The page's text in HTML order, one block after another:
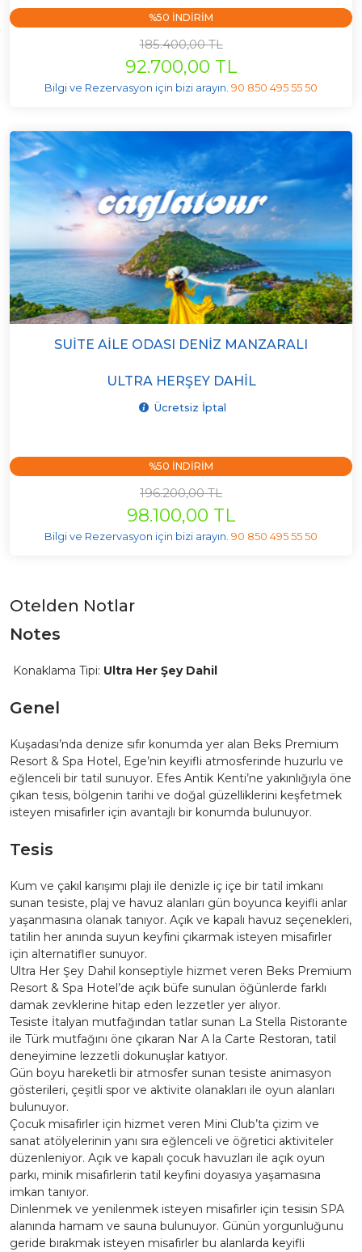
%50 INDIRIM
185.400,00 TL
92.700,00 TL
Bilgi ve Rezervasyon için bizi arayın. 90 850 495 55 50
SUITE AILE ODASI DENIZ MANZARALI
ULTRA HERŞEY DAHIL
Ücretsiz İptal
%50 INDIRIM
196.200,00 TL
98.100,00 TL
Bilgi ve Rezervasyon için bizi arayın. 90 850 495 55 50
Otelden Notlar
Notes
Konaklama Tipi: Ultra Her Şey Dahil
Genel
Kuşadası’nda denize sıfır konumda yer alan Beks Premium
Resort & Spa Hotel, Ege’nin keyifli atmosferinde huzurlu ve
eğlenceli bir tatil sunuyor. Efes Antik Kenti’ne yakınlığıyla öne
çıkan tesis, bölgenin tarihi ve doğal güzelliklerini keşfetmek
isteyen misafirler için avantajlı bir konumda bulunuyor.
Tesis
Kum ve çakıl karışımı plajı ile denizle iç içe bir tatil imkanı
sunan tesiste, plaj ve havuz alanları gün boyunca keyifli anlar
yaşanmasına olanak tanıyor. Açık ve kapalı havuz seçenekleri,
tatilin her anında suyun keyfini çıkarmak isteyen misafirler
için alternatifler sunuyor.
Ultra Her Şey Dahil konseptiyle hizmet veren Beks Premium
Resort & Spa Hotel’de açık büfe sunulan öğünlerde farklı
damak zevklerine hitap eden lezzetler yer alıyor.
Tesiste İtalyan mutfağından tatlar sunan La Stella Ristorante
ile Türk mutfağını öne çıkaran Nar A la Carte Restoran, tatil
deneyimine lezzetli dokunuşlar katıyor.
Gün boyu hareketli bir atmosfer sunan tesiste animasyon
gösterileri, çeşitli spor ve aktivite olanakları ile oyun alanları
bulunuyor.
Çocuk misafirler için hizmet veren Mini Club’ta çizim ve
sanat atölyelerinin yanı sıra eğlenceli ve öğretici aktiviteler
düzenleniyor. Açık ve kapalı çocuk havuzları ile açık oyun
parkı, minik misafirlerin tatil keyfini doyasıya yaşamasına
imkan tanıyor.
Dinlenmek ve yenilenmek isteyen misafirler için tesisin SPA
alanında hamam ve sauna bulunuyor. Günün yorgunluğunu
geride bırakmak isteyen misafirler bu alanlarda keyifli